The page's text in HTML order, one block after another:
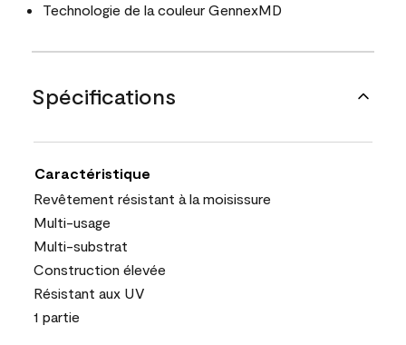
Technologie de la couleur GennexMD
Spécifications
Caractéristique
Revêtement résistant à la moisissure
Multi-usage
Multi-substrat
Construction élevée
Résistant aux UV
1 partie